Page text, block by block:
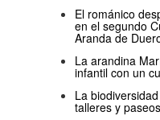
El románico
en el segundo
Aranda de
La arandina
infantil con un
La
talleres y